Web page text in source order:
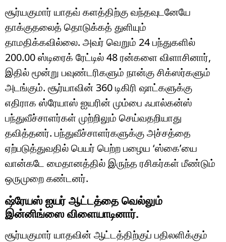
சூர்யகுமார் யாதவ் களத்திற்கு வந்தவுடனேயே
தாக்குதலைத் தொடுக்கத் துளியும்
தாமதிக்கவில்லை. அவர் வெறும் 24 பந்துகளில்
200.00 ஸ்டிரைக் ரேட்டில் 48 ரன்களை விளாசினார்,
இதில் மூன்று பவுண்டரிகளும் நான்கு சிக்ஸர்களும்
அடங்கும். சூர்யாவின் 360 டிகிரி ஷாட்களுக்கு
எதிராக ஸ்ரேயாஸ் ஐயரின் மும்பை ஃபால்கன்ஸ்
பந்துவீச்சாளர்கள் முற்றிலும் செய்வதறியாது
தவித்தனர். பந்துவீச்சாளர்களுக்கு அச்சத்தை
ஏற்படுத்துவதில் பெயர் பெற்ற பழைய ‘ஸ்கை’யை
வான்கடே மைதானத்தில் இருந்த ரசிகர்கள் மீண்டும்
ஒருமுறை கண்டனர்.
ஷ்ரேயஸ் ஐயர் ஆட்டத்தை வெல்லும்
இன்னிங்ஸை விளையாடினார்.
சூர்யகுமார் யாதவின் ஆட்டத்திற்குப் பதிலளிக்கும்